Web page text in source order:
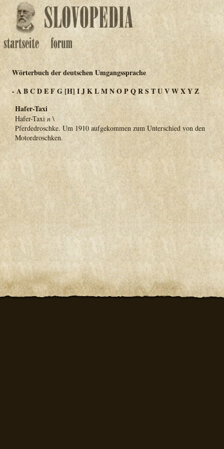
Wörterbuch der deutschen Umgangssprache
-ABCDEFG [H] IJKLMNOPQRSTUVWXYZ
Hafer-Taxi
Hafer-Taxi n \
Pferdedroschke. Um 1910 aufgekommen zum Unterschied von den
Motordroschken.